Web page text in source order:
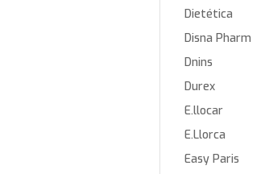
Dietética
Disna Pharm
Dnins
Durex
E.llocar
E.Llorca
Easy Paris